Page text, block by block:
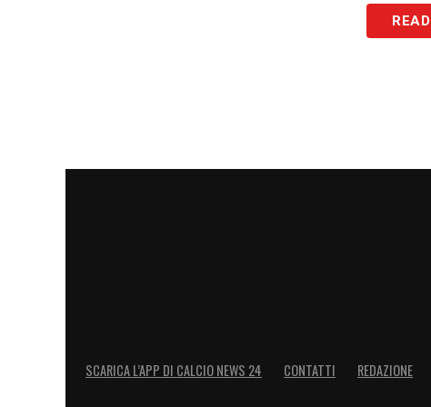
SCARICA L’APP DI CALCIO NEWS 24 CONTATTI REDAZIONE